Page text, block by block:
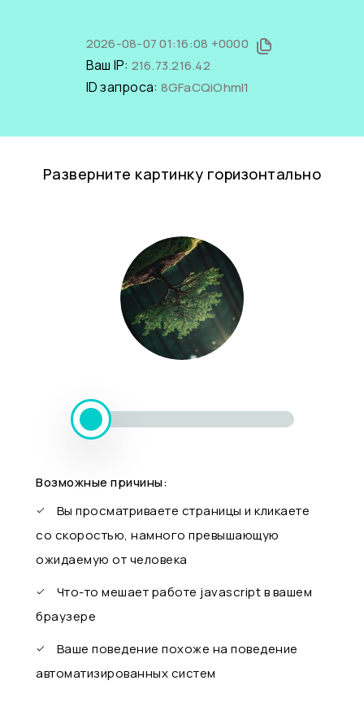
2026-08-07 01:16:08 +0000
Ваш IP: 216.73.216.42
ID запроса: 8GFaCQiOhmI1
Разверните картинку горизонтально
Возможные причины:
Вы просматриваете страницы и кликаете
со скоростью, намного превышающую
ожидаемую от человека
Что-то мешает работе javascript в вашем
браузере
Ваше поведение похоже на поведение
автоматизированных систем